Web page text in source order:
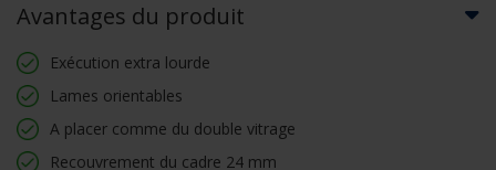
Avantages du produit
Exécution extra lourde
Lames orientables
A placer comme du double vitrage
Recouvrement du cadre 24 mm